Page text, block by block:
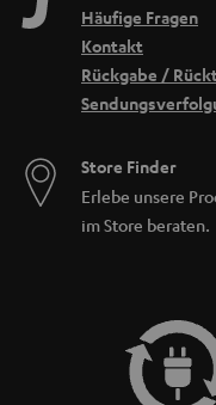
Häufige Fragen
Kontakt
Rückgabe /
Store Finder
Erlebe unsere
im Store beraten.